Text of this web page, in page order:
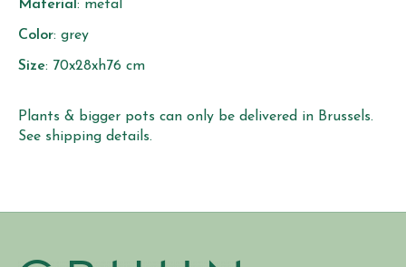
Material : metal
Color: grey
Size: 70x28xh76 cm
Plants & bigger pots can only be delivered in Brussels.
See shipping details.